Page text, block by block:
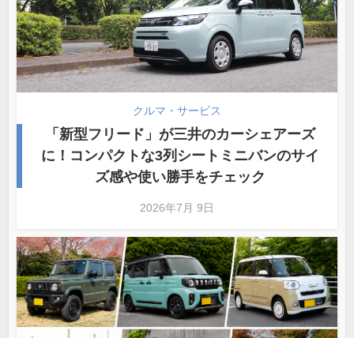
クルマ・サービス
「新型フリード」が三井のカーシェアーズ
に！コンパクトな3列シートミニバンのサイ
ズ感や使い勝手をチェック
2026年7月 9日